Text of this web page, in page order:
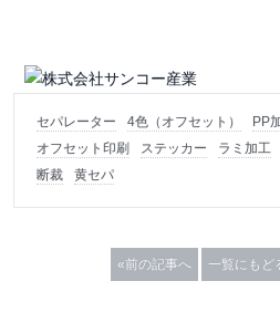
セパレーター 4色（オフセット） PP
オフセット印刷
ステッカー ラミ加工
断裁
黄セパ
«前の記事へ 一覧にもど